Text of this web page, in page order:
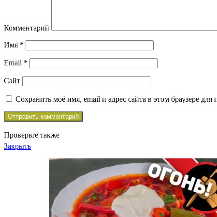
Комментарий
Имя *
Email *
Сайт
Сохранить моё имя, email и адрес сайта в этом браузере
Проверьте также
Закрыть